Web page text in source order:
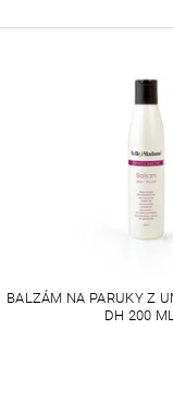
BALZÁM NA PARUKY Z
DH 200